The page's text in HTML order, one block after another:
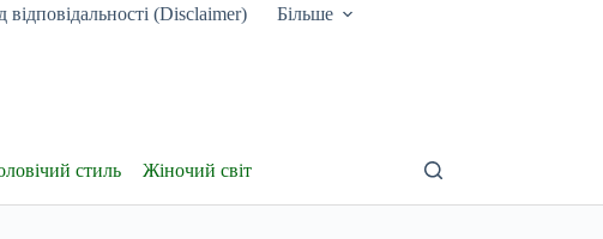
відповідальності (Disclaimer) Більше
стиль Жіночий світ